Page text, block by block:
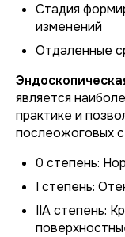
Стадия
изменений
Отдаленные
является
практике и
послеожоговых
0 степень:
I степень:
IIA степень: